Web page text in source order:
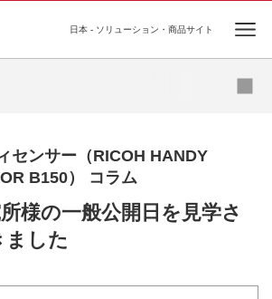
日本 - ソリューション・商品サイト
センサー（RICOH HANDY
B150） コラム
様の一般公開日を見学さ
した